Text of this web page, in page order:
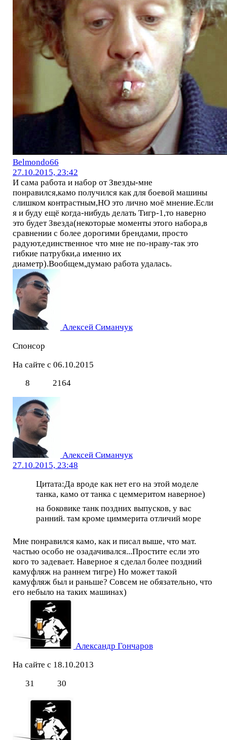
Belmondo66
27.10.2015, 23:42
И сама работа и набор от Звезды-мне
понравился,камо получился как для боевой машины
слишком контрастным,НО это лично моё мнение.Если
я и буду ещё когда-нибудь делать Тигр-1,то наверно
это будет Звезда(некоторые моменты этого набора,в
сравнении с более дорогими брендами, просто
радуют,единственное что мне не по-нраву-так это
гибкие патрубки,а именно их
диаметр).Вообщем,думаю работа удалась.
Алексей Симанчук
Спонсор
На сайте с 06.10.2015
8
2164
Алексей Симанчук
27.10.2015, 23:48
Цитата:Да вроде как нет его на этой моделе
танка, камо от танка с цеммеритом наверное)
на боковике танк поздних выпусков, у вас
ранний. там кроме циммерита отличий море
Мне понравился камо, как и писал выше, что мат.
частью особо не озадачивался...Простите если это
кого то задевает. Наверное я сделал более поздний
камуфляж на раннем тигре) Но может такой
камуфляж был и раньше? Совсем не обязательно, что
его небыло на таких машинах)
Александр Гончаров
На сайте с 18.10.2013
31
30